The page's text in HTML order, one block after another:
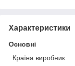
Характеристики
Основні
Країна виробник